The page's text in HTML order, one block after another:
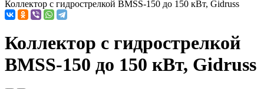
Коллектор с гидрострелкой BMSS-150 до 150 кВт, Gidruss
Коллектор с гидрострелкой
BMSS-150 до 150 кВт, Gidruss